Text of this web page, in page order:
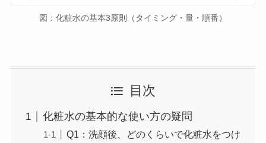
図：化粧水の基本3原則（タイミング・量・順番）
目次
化粧水の基本的な使い方の疑問
Q1：洗顔後、どのくらいで化粧水をつけ